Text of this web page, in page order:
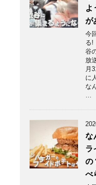
よ
が
今
る
谷
放
月
に
な
…
な
ラ
の
べ